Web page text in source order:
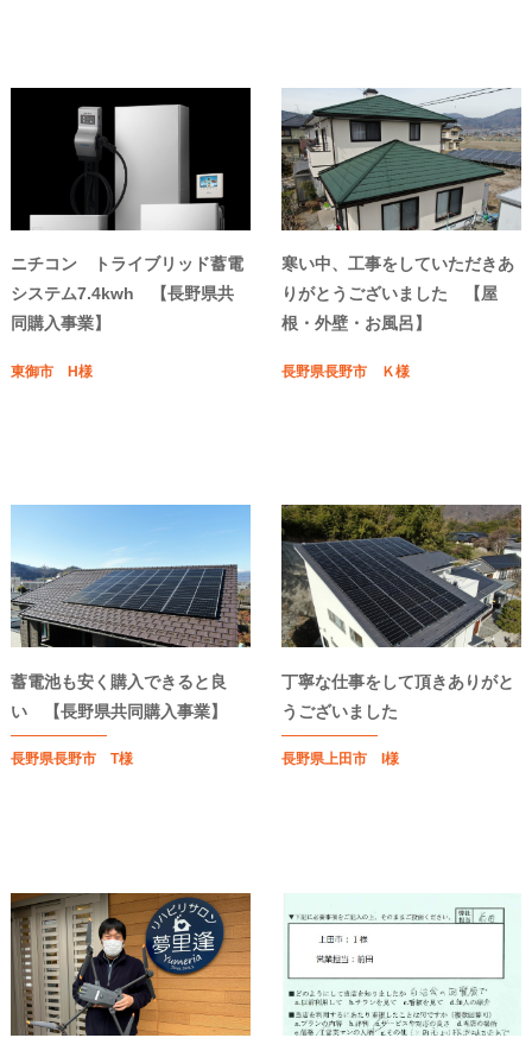
ニチコン トライブリッド蓄電
システム7.4kwh 【長野県共
同購入事業】
東御市 H様
寒い中、工事をしていただきあ
りがとうございました 【屋
根・外壁・お風呂】
長野県長野市 Ｋ様
蓄電池も安く購入できると良
い 【長野県共同購入事業】
長野県長野市 T様
丁寧な仕事をして頂きありがと
うございました
長野県上田市 I様